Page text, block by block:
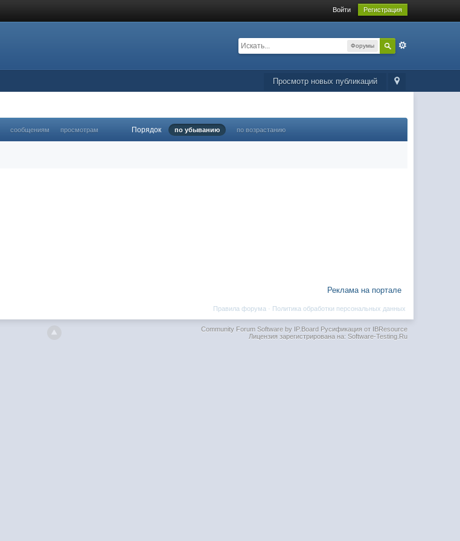
Войти Регистрация
Форумы
Просмотр новых публикаций
сообщениям просмотрам Порядок по убыванию по возрастанию
Реклама на портале
Политика обработки персональных данных
Правила форума ·
Community Forum Software by IP.BoardРусификация от IBResource
Лицензия зарегистрирована на: Software-Testing.Ru